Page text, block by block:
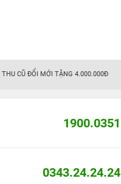
THU CŨ ĐỔI MỚI TẶNG 4.000.000Đ
1900.0351
0343.24.24.24